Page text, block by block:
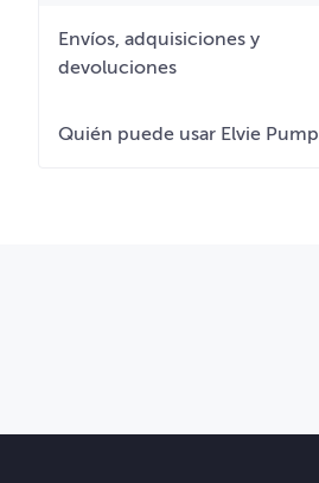
Envíos, adquisiciones y
devoluciones
Quién puede usar Elvie Pump